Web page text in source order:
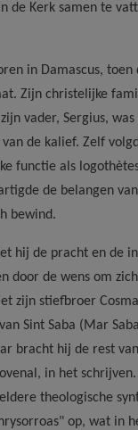
de Kerk samen te
in Damascus, toen
Zijn christelijke
vader, Sergius, was
de kalief. Zelf
functie als
de belangen
bewind.
hij de pracht en de
door de wens om
zijn stiefbroer
Sint Saba (Mar
bracht hij de rest
in het
theologische
op, wat in